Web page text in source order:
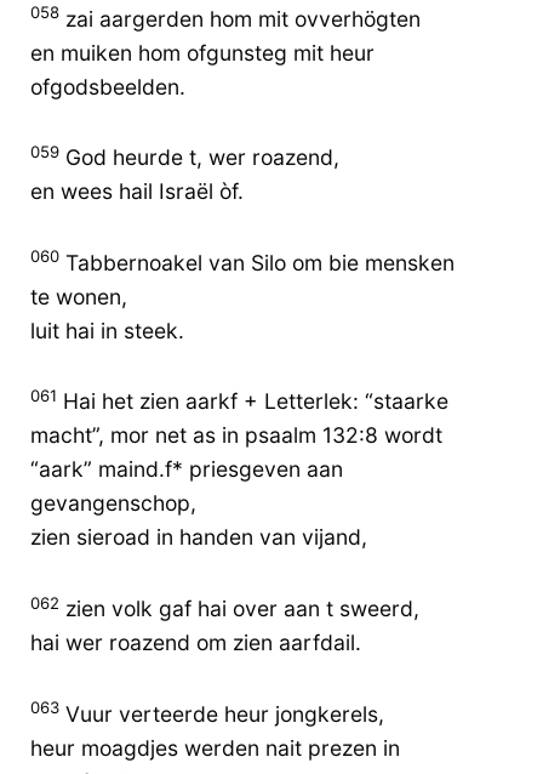
058 zai aargerden hom mit ovverhögten
en muiken hom ofgunsteg mit heur
ofgodsbeelden.
059 God heurde t, wer roazend,
en wees hail Israël òf.
060 Tabbernoakel van Silo om bie mensken
te wonen,
luit hai in steek.
061 Hai het zien aarkf + Letterlek: “staarke
macht”, mor net as in psaalm 132:8 wordt
“aark” maind.f* priesgeven aan
gevangenschop,
zien sieroad in handen van vijand,
062 zien volk gaf hai over aan t sweerd,
hai wer roazend om zien aarfdail.
063 Vuur verteerde heur jongkerels,
heur moagdjes werden nait prezen in